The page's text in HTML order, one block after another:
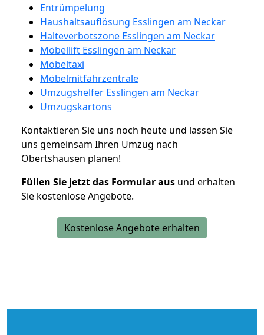
Entrümpelung
Haushaltsauflösung Esslingen am Neckar
Halteverbotszone Esslingen am Neckar
Möbellift Esslingen am Neckar
Möbeltaxi
Möbelmitfahrzentrale
Umzugshelfer Esslingen am Neckar
Umzugskartons
Kontaktieren Sie uns noch heute und lassen Sie
uns gemeinsam Ihren Umzug nach
Obertshausen planen!
Füllen Sie jetzt das Formular aus und erhalten
Sie kostenlose Angebote.
Kostenlose Angebote erhalten